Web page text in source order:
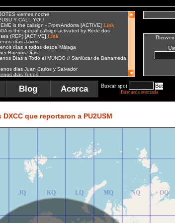
Blog Acerca Buscar spot
Búsqueda avanzada
que reportaron a PU2USM
JQ
JR
KQ
KR
LQ
LR
MQ
MR
NQ
NR
OQ
OR